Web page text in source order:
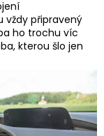
vždy připravený
ho trochu víc
kterou šlo jen